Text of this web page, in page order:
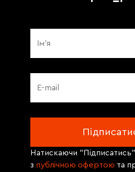
Натискаючи
з публічною офертою та